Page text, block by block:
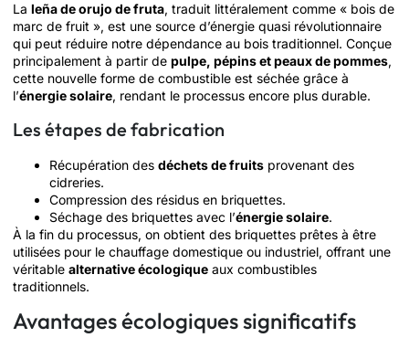
La leña de orujo de fruta, traduit littéralement comme « bois de
marc de fruit », est une source d’énergie quasi révolutionnaire
qui peut réduire notre dépendance au bois traditionnel. Conçue
principalement à partir de pulpe, pépins et peaux de pommes,
cette nouvelle forme de combustible est séchée grâce à
l’énergie solaire, rendant le processus encore plus durable.
Les étapes de fabrication
Récupération des déchets de fruits provenant des
cidreries.
Compression des résidus en briquettes.
Séchage des briquettes avec l’énergie solaire.
À la fin du processus, on obtient des briquettes prêtes à être
utilisées pour le chauffage domestique ou industriel, offrant une
véritable alternative écologique aux combustibles
traditionnels.
Avantages écologiques significatifs